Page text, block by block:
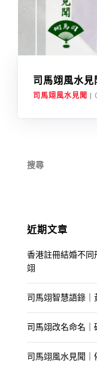
司馬翊風水
司馬翊風水見聞 |
搜尋
近期文章
香港註冊結婚不
翊
司馬翊智慧語錄｜
司馬翊改名命名
司馬翊風水見聞